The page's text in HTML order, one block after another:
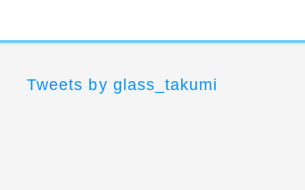
Tweets by glass_takumi